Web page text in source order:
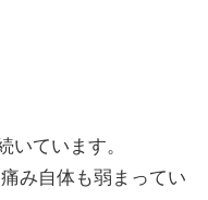
いています。
み自体も弱まってい